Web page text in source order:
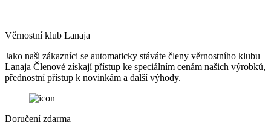
Věrnostní klub Lanaja
Jako naši zákazníci se automaticky stáváte členy věrnostního klubu
Lanaja Členové získají přístup ke speciálním cenám našich výrobků,
přednostní přístup k novinkám a další výhody.
Doručení zdarma